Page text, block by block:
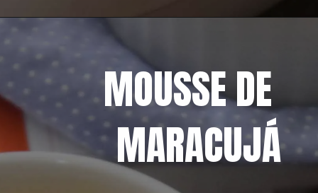
MOUSSE DE
MARACUJÁ